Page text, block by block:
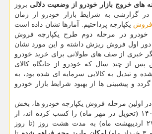
های خروج بازار خودرو از وضعیت دلالی بروز
گزارشی به شرایط بازار خودرو از زمان
فروش یکپارچه پرداختیم. آمارها نشان داده است
خودرو در مرحله دوم طرح یکپارچه فروش
دور اول فروش ریزش داشته و این مورد نشان
خبری از صف های طولانی برای خرید خودرو
پس از چند سال که خودرو از جایگاه کالای
و تبدیل به کالایی سرمایه ای شده بود، به
و پیشبینی ها از بهبود شرایط بازار خودرو
در اولین مرحله فروش یکپارچه خودرو ها، بخش
اول اولویت پاییز ۱۴۰۲ (تحویل در مهر ماه) را کسب کرده اند، از
امروز (چهارشنبه ۲۷ اردیبهشت ماه) به مدت هشت روز (تا روز